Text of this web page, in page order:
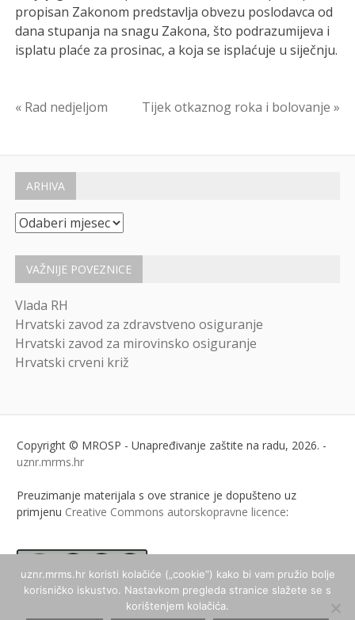
propisan Zakonom predstavlja obvezu poslodavca od
dana stupanja na snagu Zakona, što podrazumijeva i
isplatu plaće za prosinac, a koja se isplaćuje u siječnju.
Navigacija
« Rad nedjeljom Tijek otkaznog roka i bolovanje »
ARHIVA
Arhiva
VAŽNIJE POVEZNICE
Vlada RH
Hrvatski zavod za zdravstveno osiguranje
Hrvatski zavod za mirovinsko osiguranje
Hrvatski crveni križ
Copyright © MROSP - Unapređivanje zaštite na radu, 2026. -
uznr.mrms.hr
Preuzimanje materijala s ove stranice je dopušteno uz
primjenu Creative Commons autorskopravne licence:
ukoliko nije drugačije
uznr.mrms.hr koristi kolačiće („cookie“) kako bi vam pružio bolje
korisničko iskustvo. Nastavkom pregleda stranice slažete se s
korištenjem kolačića.